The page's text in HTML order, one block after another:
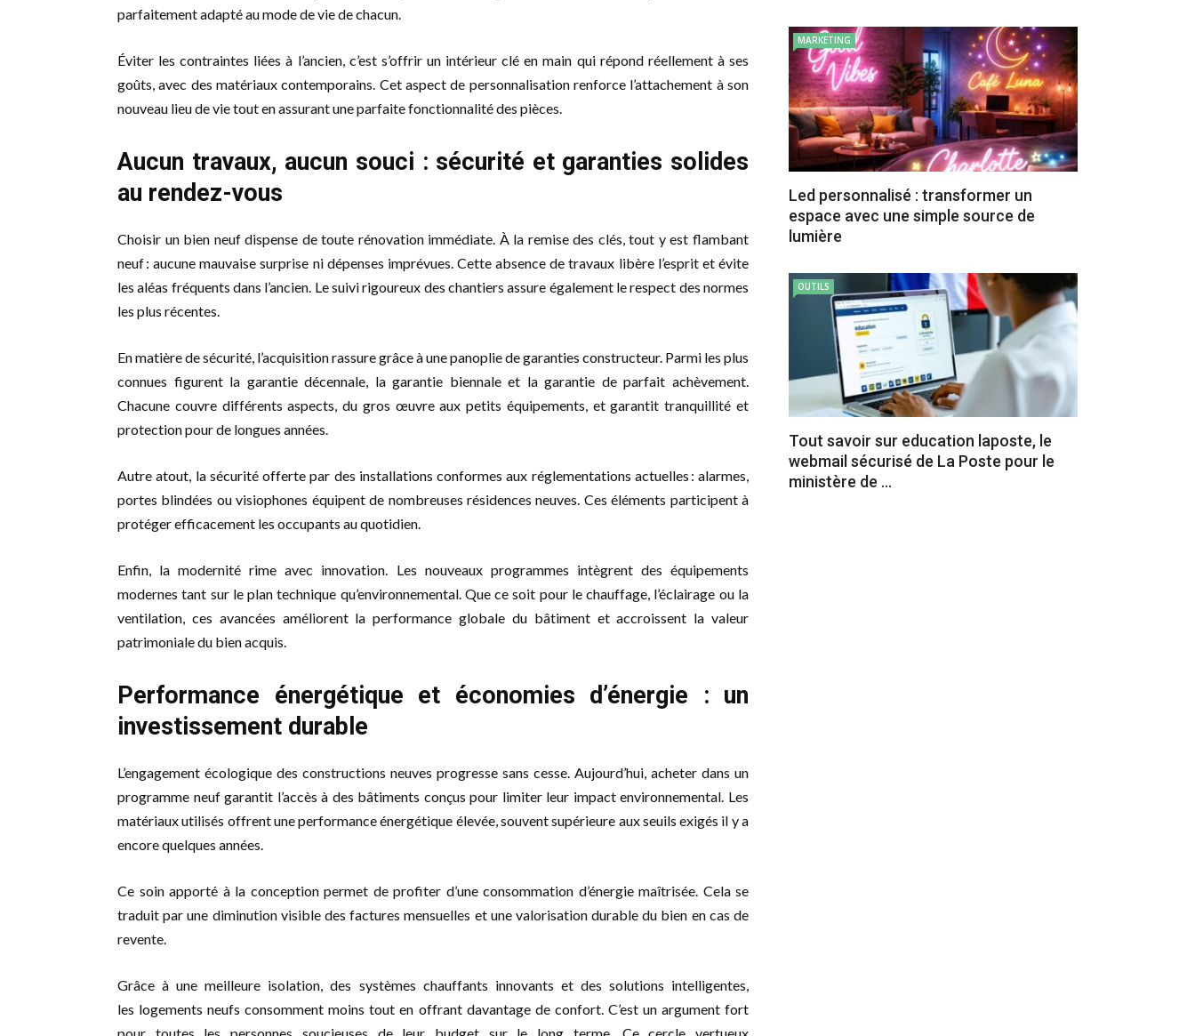
parfaitement adapté au mode de vie de chacun.
Éviter les contraintes liées à l’ancien, c’est s’offrir un intérieur clé en main qui répond réellement à ses
goûts, avec des matériaux contemporains. Cet aspect de personnalisation renforce l’attachement à son
nouveau lieu de vie tout en assurant une parfaite fonctionnalité des pièces.
Aucun travaux, aucun souci : sécurité et garanties solides
au rendez-vous
Choisir un bien neuf dispense de toute rénovation immédiate. À la remise des clés, tout y est flambant
neuf : aucune mauvaise surprise ni dépenses imprévues. Cette absence de travaux libère l’esprit et évite
les aléas fréquents dans l’ancien. Le suivi rigoureux des chantiers assure également le respect des normes
les plus récentes.
En matière de sécurité, l’acquisition rassure grâce à une panoplie de garanties constructeur. Parmi les plus
connues figurent la garantie décennale, la garantie biennale et la garantie de parfait achèvement.
Chacune couvre différents aspects, du gros œuvre aux petits équipements, et garantit tranquillité et
protection pour de longues années.
Autre atout, la sécurité offerte par des installations conformes aux réglementations actuelles : alarmes,
portes blindées ou visiophones équipent de nombreuses résidences neuves. Ces éléments participent à
protéger efficacement les occupants au quotidien.
Enfin, la modernité rime avec innovation. Les nouveaux programmes intègrent des équipements
modernes tant sur le plan technique qu’environnemental. Que ce soit pour le chauffage, l’éclairage ou la
ventilation, ces avancées améliorent la performance globale du bâtiment et accroissent la valeur
patrimoniale du bien acquis.
Performance énergétique et économies d’énergie : un
investissement durable
L’engagement écologique des constructions neuves progresse sans cesse. Aujourd’hui, acheter dans un
programme neuf garantit l’accès à des bâtiments conçus pour limiter leur impact environnemental. Les
matériaux utilisés offrent une performance énergétique élevée, souvent supérieure aux seuils exigés il y a
encore quelques années.
Ce soin apporté à la conception permet de profiter d’une consommation d’énergie maîtrisée. Cela se
traduit par une diminution visible des factures mensuelles et une valorisation durable du bien en cas de
revente.
Grâce à une meilleure isolation, des systèmes chauffants innovants et des solutions intelligentes,
les logements neufs consomment moins tout en offrant davantage de confort. C’est un argument fort
MARKETING
Led personnalisé : transformer un
espace avec une simple source de
lumière
OUTILS
Tout savoir sur education laposte, le
webmail sécurisé de La Poste pour le
ministère de ...